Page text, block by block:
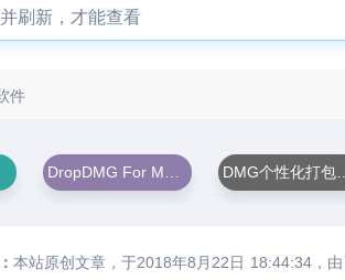
刷新，才能查看
件
DMG个性化打包软件
本站原创文章，于2018年8月22日 18:44:34 ，由